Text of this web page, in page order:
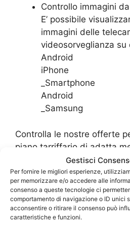
Gestisci
Per fornire le migliori esperienze,
per memorizzare e/o accedere alle
consenso a queste tecnologie ci
comportamento di navigazione o ID unici
acconsentire o ritirare il consenso può
caratteristiche e funzioni.
Controllo immagini
E’ possibile
immagini delle
videosorveglianza su
Android
iPhone
_Smartphone
Android
_Samsung
Controlla le nostre offerte
piano tarriffario di adatta
del tuo ufficio
SCOPRI LE OFFERTE PER